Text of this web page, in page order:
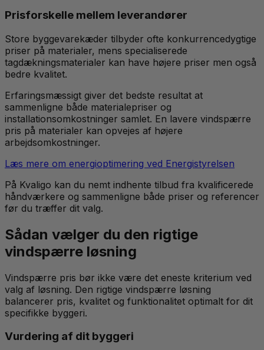
Prisforskelle mellem leverandører
Store byggevarekæder tilbyder ofte konkurrencedygtige
priser på materialer, mens specialiserede
tagdækningsmaterialer kan have højere priser men også
bedre kvalitet.
Erfaringsmæssigt giver det bedste resultat at
sammenligne både materialepriser og
installationsomkostninger samlet. En lavere vindspærre
pris på materialer kan opvejes af højere
arbejdsomkostninger.
Læs mere om energioptimering ved Energistyrelsen
På Kvaligo kan du nemt indhente tilbud fra kvalificerede
håndværkere og sammenligne både priser og referencer
før du træffer dit valg.
Sådan vælger du den rigtige
vindspærre løsning
Vindspærre pris bør ikke være det eneste kriterium ved
valg af løsning. Den rigtige vindspærre løsning
balancerer pris, kvalitet og funktionalitet optimalt for dit
specifikke byggeri.
Vurdering af dit byggeri